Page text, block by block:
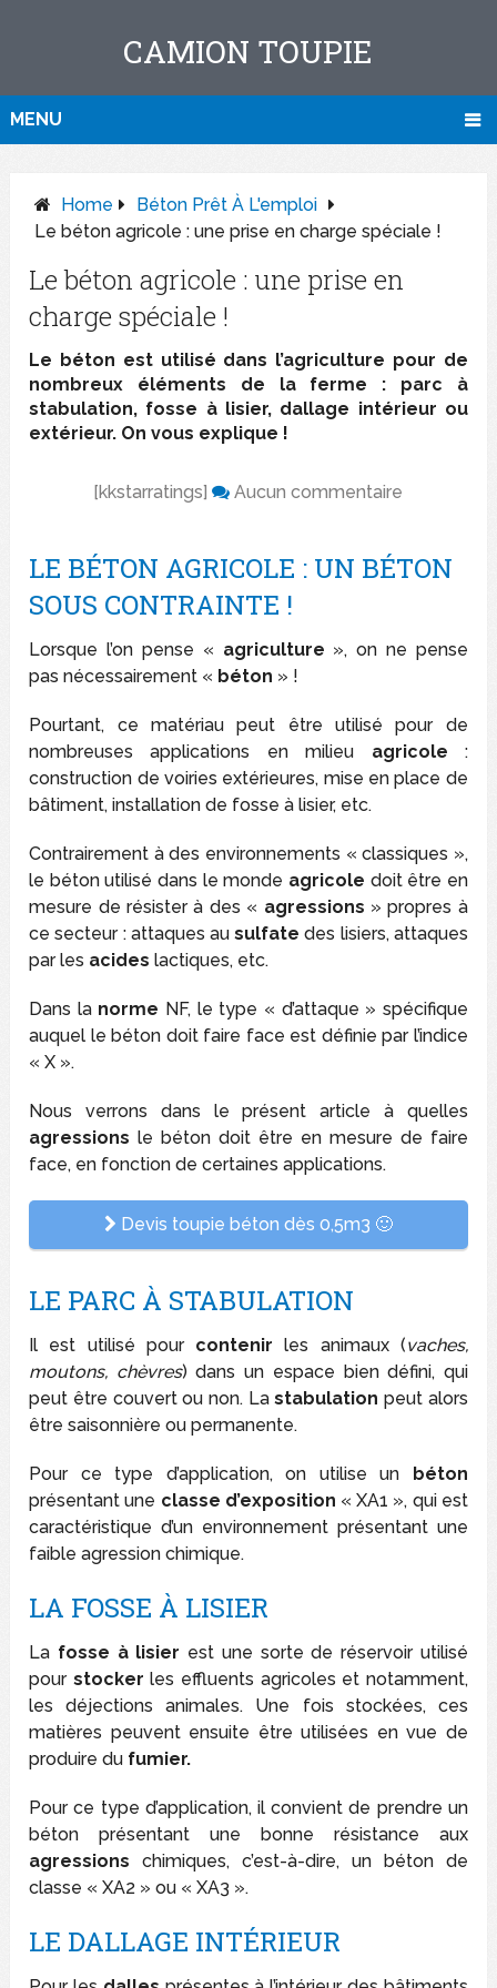
CAMION TOUPIE
MENU
Home
Béton Prêt À L'emploi
Le béton agricole : une prise en charge spéciale !
Le béton agricole : une prise en
charge spéciale !
Le béton est utilisé dans l’agriculture pour de
nombreux éléments de la ferme : parc à
stabulation, fosse à lisier, dallage intérieur ou
extérieur. On vous explique !
[kkstarratings] Aucun commentaire
LE BÉTON AGRICOLE : UN BÉTON
SOUS CONTRAINTE !
Lorsque l’on pense « agriculture », on ne pense
pas nécessairement « béton » !
Pourtant, ce matériau peut être utilisé pour de
nombreuses applications en milieu agricole :
construction de voiries extérieures, mise en place de
bâtiment, installation de fosse à lisier, etc.
Contrairement à des environnements « classiques »,
le béton utilisé dans le monde agricole doit être en
mesure de résister à des « agressions » propres à
ce secteur : attaques ausulfate des lisiers, attaques
par les acides lactiques, etc.
Dans la norme NF, le type « d’attaque » spécifique
auquel le béton doit faire face est définie par l’indice
« X ».
Nous verrons dans le présent article à quelles
agressions le béton doit être en mesure de faire
face, en fonction de certaines applications.
Devis toupie béton dès 0,5m3 🙂
LE PARC À STABULATION
Il est utilisé pour contenir les animaux (vaches,
moutons, chèvres) dans un espace bien défini, qui
peut être couvert ou non. Lastabulation peut alors
être saisonnière ou permanente.
Pour ce type d’application, on utilise un
béton
présentant une classe d’exposition « XA1 », qui est
caractéristique d’un environnement présentant une
faible agression chimique.
LA FOSSE À LISIER
La fosse à lisier est une sorte de réservoir utilisé
pour stocker les effluents agricoles et notamment,
les déjections animales. Une fois stockées, ces
matières peuvent ensuite être utilisées en vue de
produire du fumier.
Pour ce type d’application, il convient de prendre un
béton présentant une bonne résistance aux
agressions chimiques, c’est-à-dire, un béton de
classe « XA2 » ou « XA3 ».
LE DALLAGE INTÉRIEUR